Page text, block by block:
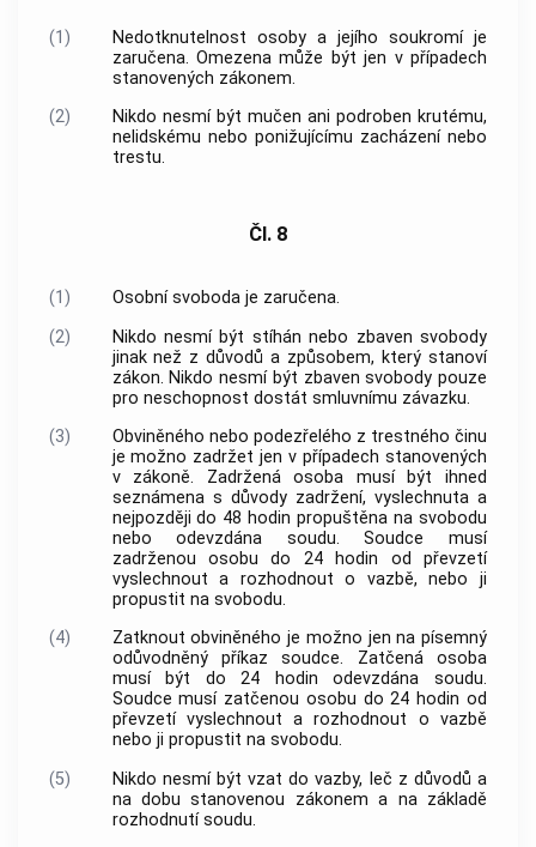
(1)
Nedotknutelnost osoby a jejího soukromí je
zaručena. Omezena může být jen v případech
stanovených zákonem.
(2)
Nikdo nesmí být mučen ani podroben krutému,
nelidskému nebo ponižujícímu zacházení nebo
trestu.
Čl. 8
(1)
Osobní svoboda je zaručena.
(2)
Nikdo nesmí být stíhán nebo zbaven svobody
jinak než z důvodů a způsobem, který stanoví
zákon. Nikdo nesmí být zbaven svobody pouze
pro neschopnost dostát smluvnímu závazku.
(3)
Obviněného nebo podezřelého z trestného činu
je možno zadržet jen v případech stanovených
v zákoně. Zadržená osoba musí být ihned
seznámena s důvody zadržení, vyslechnuta a
nejpozději do 48 hodin propuštěna na svobodu
nebo odevzdána soudu. Soudce musí
zadrženou osobu do 24 hodin od převzetí
vyslechnout a rozhodnout o vazbě, nebo ji
propustit na svobodu.
(4)
Zatknout obviněného je možno jen na písemný
odůvodněný příkaz soudce. Zatčená osoba
musí být do 24 hodin odevzdána soudu.
Soudce musí zatčenou osobu do 24 hodin od
převzetí vyslechnout a rozhodnout o vazbě
nebo ji propustit na svobodu.
(5)
Nikdo nesmí být vzat do vazby, leč z důvodů a
na dobu stanovenou zákonem a na základě
rozhodnutí soudu.